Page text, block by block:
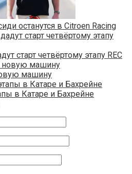
останутся в Citroen Racing
старт четвёртому этапу REC
машину
в Катаре и Бахрейне